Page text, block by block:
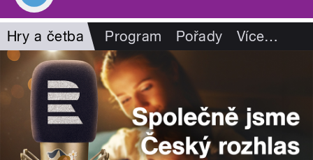
Hry a četba Program Pořady Více…